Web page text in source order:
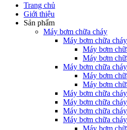
Trang chủ
Giới thiệu
Sản phẩm
Máy bơm chữa cháy
Máy bơm chữa
Máy bơm
Máy bơm
Máy bơm chữa
Máy bơm
Máy bơm
Máy bơm chữa
Máy bơm chữa
Máy bơm chữa
Máy bơm chữa
Máy bơm